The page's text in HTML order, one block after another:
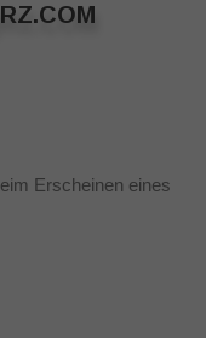
Erscheinen eines